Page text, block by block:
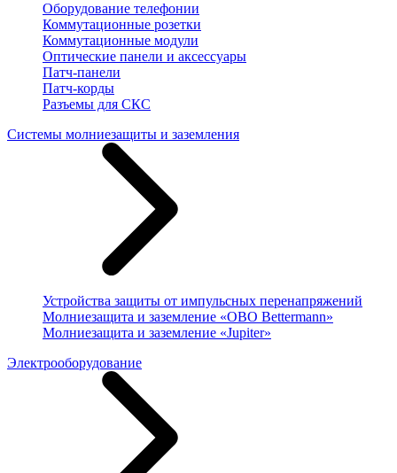
Оборудование телефонии
Коммутационные розетки
Коммутационные модули
Оптические панели и аксессуары
Патч-панели
Патч-корды
Разъемы для СКС
Системы молниезащиты и заземления
Устройства защиты от импульсных перенапряжений
Молниезащита и заземление «OBO Bettermann»
Молниезащита и заземление «Jupiter»
Электрооборудование